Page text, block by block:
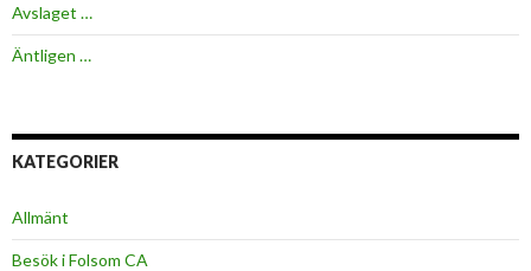
Avslaget …
Äntligen …
KATEGORIER
Allmänt
Besök i Folsom CA